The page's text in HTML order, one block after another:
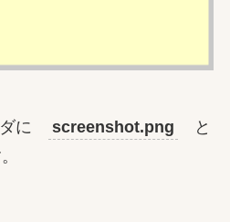
ダに screenshot.png
と